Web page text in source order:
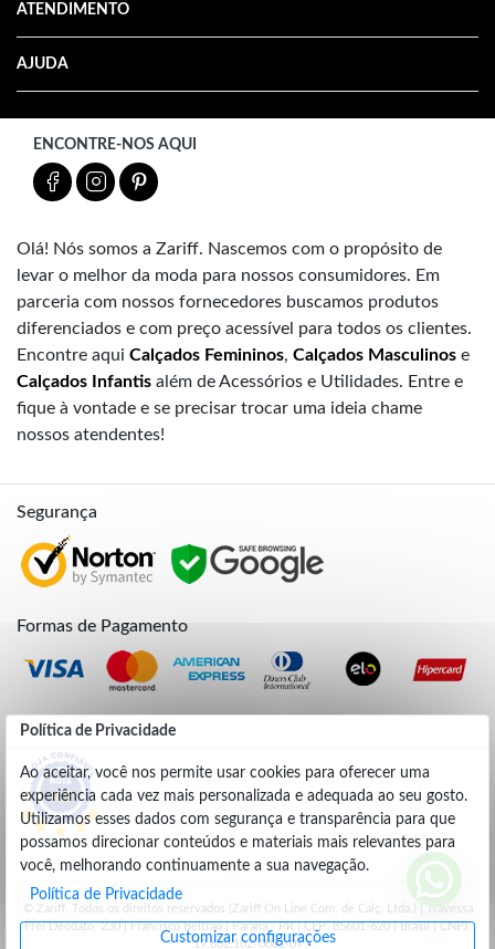
Política de Privacidade
Ao aceitar, você nos permite usar cookies para oferecer uma
experiência cada vez mais personalizada e adequada ao seu gosto.
Utilizamos esses dados com segurança e transparência para que
possamos direcionar conteúdos e materiais mais relevantes para
você, melhorando continuamente a sua navegação.
Política de Privacidade
Customizar configurações
ATENDIMENTO
AJUDA
ENCONTRE-NOS AQUI
Olá! Nós somos a Zariff. Nascemos com o propósito de
levar o melhor da moda para nossos consumidores. Em
parceria com nossos fornecedores buscamos produtos
diferenciados e com preço acessível para todos os clientes.
Encontre aqui Calçados Femininos, Calçados Masculinos e
Calçados Infantis além de Acessórios e Utilidades. Entre e
fique à vontade e se precisar trocar uma ideia chame
nossos atendentes!
Segurança
Formas de Pagamento
Credibilidade
4.9
© Zariff. Todos os direitos reservados (Zariff On Line Com. de Calç. Ltda.) | Travessa
Frei Deodato, 230 | Francisco Beltrão | Parana - PR | CEP: 85601-620 | Brasil | CNPJ:
19.662.102/0001-09